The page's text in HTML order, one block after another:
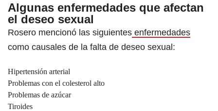
Algunas enfermedades que afectan
el deseo sexual
Rosero mencionó las siguientes enfermedades
como causales de la falta de deseo sexual:
Hipertensión arterial
Problemas con el colesterol alto
Problemas de azúcar
Tiroides